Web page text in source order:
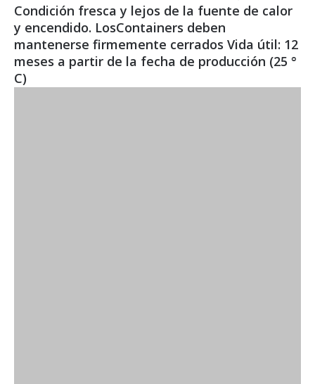
Condición fresca y lejos de la fuente de calor
y encendido. LosContainers deben
mantenerse firmemente cerrados Vida útil: 12
meses a partir de la fecha de producción (25 °
C)